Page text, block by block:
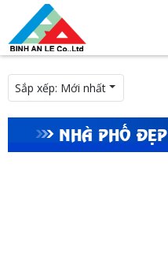
Sắp xếp: Mới nhất
NHÀ PHỐ ĐẸP